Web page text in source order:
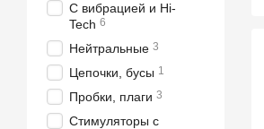
С вибрацией и Hi-
Tech 6
Нейтральные 3
Цепочки, бусы 1
Пробки, плаги 3
Стимуляторы с